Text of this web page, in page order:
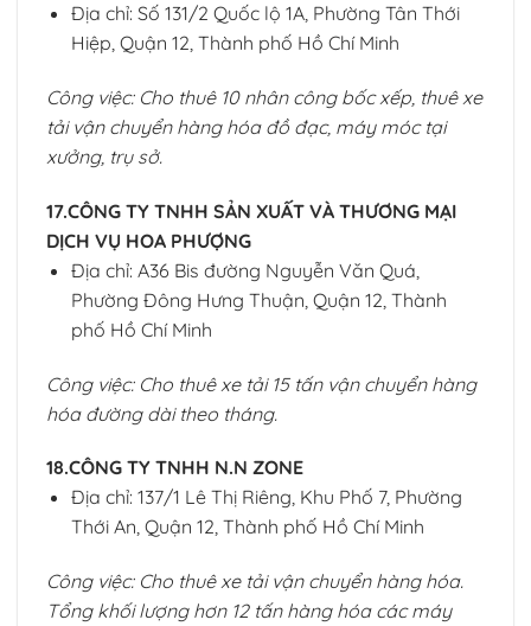
Địa chỉ: Số 131/2 Quốc lộ 1A, Phường Tân Thới
Hiệp, Quận 12, Thành phố Hồ Chí Minh
Công việc: Cho thuê 10 nhân công bốc xếp, thuê xe
tải vận chuyển hàng hóa đồ đạc, máy móc tại
xưởng, trụ sở.
17.CÔNG TY TNHH SẢN XUẤT VÀ THƯƠNG MẠI
DỊCH VỤ HOA PHƯỢNG
Địa chỉ: A36 Bis đường Nguyễn Văn Quá,
Phường Đông Hưng Thuận, Quận 12, Thành
phố Hồ Chí Minh
Công việc: Cho thuê xe tải 15 tấn vận chuyển hàng
hóa đường dài theo tháng.
18.CÔNG TY TNHH N.N ZONE
Địa chỉ: 137/1 Lê Thị Riêng, Khu Phố 7, Phường
Thới An, Quận 12, Thành phố Hồ Chí Minh
Công việc: Cho thuê xe tải vận chuyển hàng hóa.
Tổng khối lượng hơn 12 tấn hàng hóa các máy